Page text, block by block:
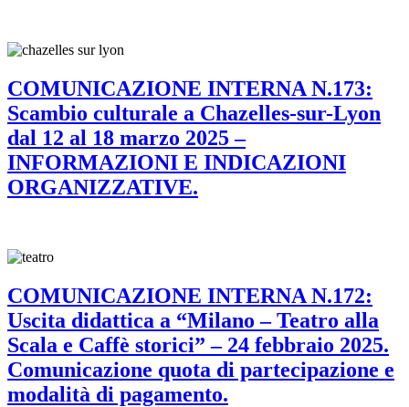
COMUNICAZIONE INTERNA N.173:
Scambio culturale a Chazelles-sur-Lyon
dal 12 al 18 marzo 2025 –
INFORMAZIONI E INDICAZIONI
ORGANIZZATIVE.
COMUNICAZIONE INTERNA N.172:
Uscita didattica a “Milano – Teatro alla
Scala e Caffè storici” – 24 febbraio 2025.
Comunicazione quota di partecipazione e
modalità di pagamento.